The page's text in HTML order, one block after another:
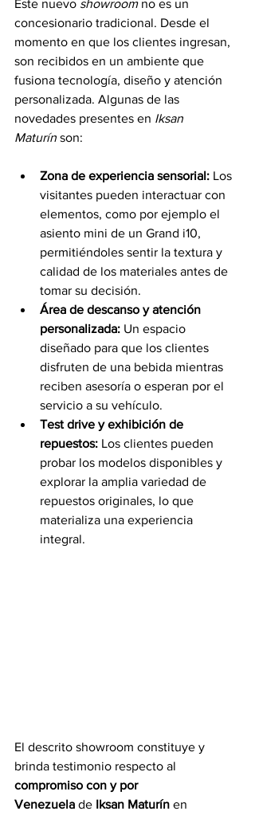
Este nuevo showroom no es un
concesionario tradicional. Desde el
momento en que los clientes ingresan,
son recibidos en un ambiente que
fusiona tecnología, diseño y atención
personalizada. Algunas de las
novedades presentes en Iksan
Maturín son:
Zona de experiencia sensorial: Los
visitantes pueden interactuar con
elementos, como por ejemplo el
asiento mini de un Grand i10,
permitiéndoles sentir la textura y
calidad de los materiales antes de
tomar su decisión.
Área de descanso y atención
personalizada: Un espacio
diseñado para que los clientes
disfruten de una bebida mientras
reciben asesoría o esperan por el
servicio a su vehículo.
Test drive y exhibición de
repuestos: Los clientes pueden
probar los modelos disponibles y
explorar la amplia variedad de
repuestos originales, lo que
materializa una experiencia
integral.
El descrito showroom constituye y
brinda testimonio respecto al
compromiso con y por
Venezuela de Iksan Maturín en